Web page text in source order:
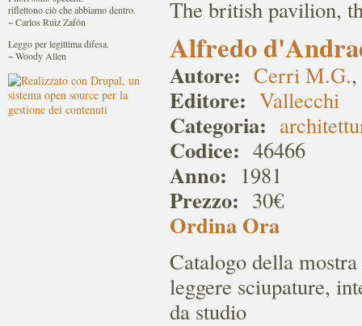
The british pavilion,
Alfredo
Autore: Cerri M.G.,
Editore: Vallecchi
Categoria:
Codice: 46466
Anno: 1981
Prezzo: 30€
Ordina Ora
Catalogo della
leggere sciupature,
da studio
riflettono ciò che abbiamo dentro.
~ Carlos Ruiz Zafón
Leggo per legittima difesa.
~ Woody Allen